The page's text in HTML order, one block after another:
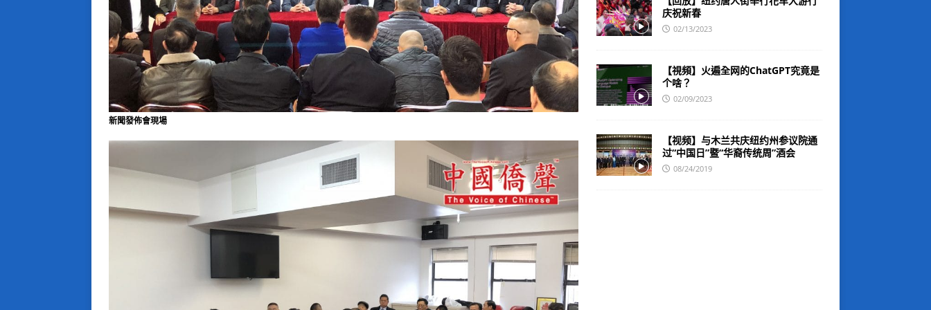
新聞發佈會現場
庆祝新春
02/13/2023
【視頻】火遍全网的ChatGPT究竟是
个啥？
02/09/2023
【视频】与木兰共庆纽约州参议院通
过“中国日”暨“华裔传统周”酒会
08/24/2019